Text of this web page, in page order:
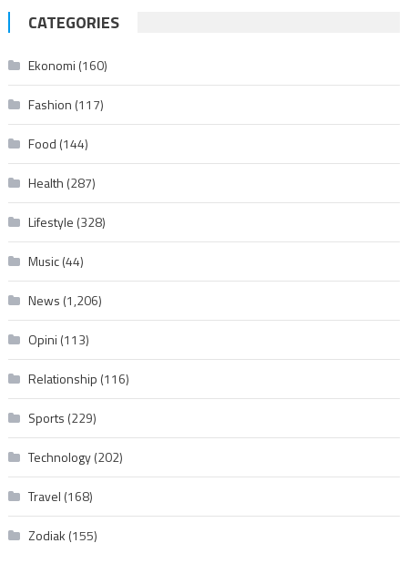
CATEGORIES
Ekonomi (160)
Fashion (117)
Food (144)
Health (287)
Lifestyle (328)
Music(44)
News (1,206)
Opini (113)
Relationship (116)
Sports (229)
Technology(202)
Travel (168)
Zodiak (155)